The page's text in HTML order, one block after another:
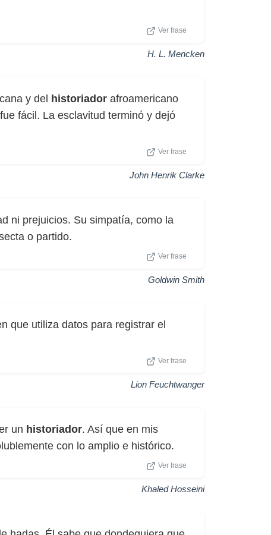
Ver frase
H. L. Mencken
y del historiador afroamericano
fácil. La esclavitud terminó y dejó
Ver frase
John Henrik Clarke
ni prejuicios. Su simpatía, como la
o partido.
Ver frase
Goldwin Smith
que utiliza datos para registrar el
Ver frase
Lion Feuchtwanger
un historiador. Así que en mis
con lo amplio e histórico.
Ver frase
Khaled Hosseini